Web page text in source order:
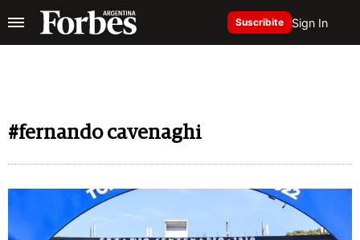
Suscribite Sign In
#fernando cavenaghi